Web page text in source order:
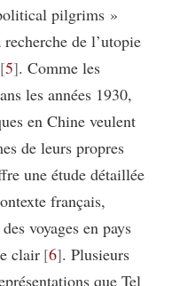
pilgrims »
de l’utopie
5 . Comme les
les années 1930,
en Chine veulent
de leurs propres
une étude détaillée
français,
voyages en pays
clair 6 . Plusieurs
que Tel